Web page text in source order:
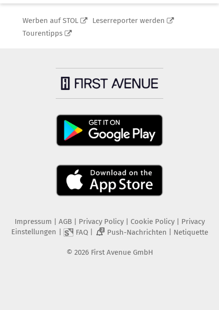
Werben auf STOL
Leserreporter werden
Tourentipps
Impressum AGB Privacy Policy| Cookie Policy| Privacy
Einstellungen
FAQ| 2 Push-Nachrichten Netiquette
© 2026 First Avenue GmbH